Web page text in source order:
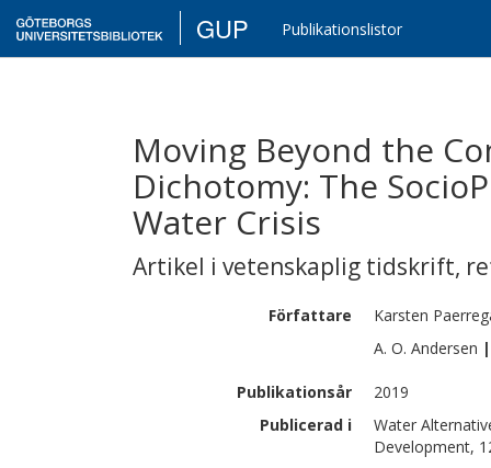
GUP Publikationslistor
Moving Beyond the
Dichotomy: The
Water Crisis
Artikel i vetenskaplig tidskrift,
Författare Karsten
A. O. Andersen |
Publikationsår
2019
Publicerad i
Water
Development,